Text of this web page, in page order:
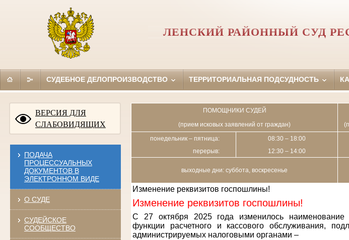
ЛЕНСКИЙ РАЙОННЫЙ СУД
СУДЕБНОЕ ДЕЛОПРОИЗВОДСТВО ТЕРРИТОРИАЛЬНАЯ ПОДСУДНОСТЬ
ВЕРСИЯ ДЛЯ
СЛАБОВИДЯЩИХ
ПОДАЧА
ПРОЦЕССУАЛЬНЫХ
ДОКУМЕНТОВ В
ЭЛЕКТРОННОМ ВИДЕ
О СУДЕ
СУДЕЙСКОЕ
СООБЩЕСТВО
ПОМОЩНИКИ СУДЕЙ
(прием исковых заявлений от граждан)
понедельник – пятница:
перерыв:
08:30 – 18:00
12:30 – 14:00
выходные дни: суббота, воскресенье
Изменение реквизитов госпошлины!
Изменение реквизитов госпошлины!
С 27 октября 2025 года изменилось наименование
функции расчетного и кассового обслуживания,
администрируемых налоговыми органами –